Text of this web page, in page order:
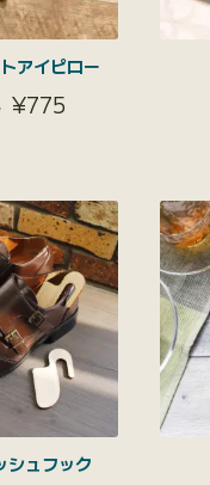
アイピロー
¥775
シュフック